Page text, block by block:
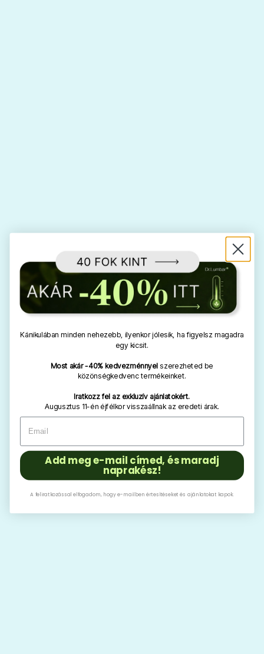
Kánikulában minden nehezebb, ilyenkor jólesik, ha figyelsz magadra
egy kicsit.
Most akár -40% kedvezménnyelszerezheted be
közönségkedvenc termékeinket.
Iratkozz fel az exkluzív ajánlatokért.
Augusztus 11-én éjfélkor visszaállnak az eredeti árak.
Add meg e-mail címed, és maradj
naprakész!
A feliratkozással elfogadom, hogy e-mailben értesítéseket és ajánlatokat kapok.